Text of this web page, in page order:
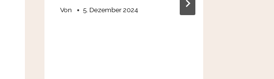
Von 5. Dezember 2024